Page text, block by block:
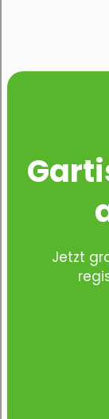
Jetzt